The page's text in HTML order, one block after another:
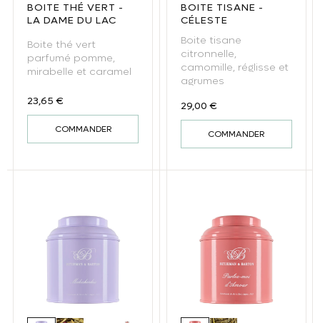
BOITE THÉ VERT -
LA DAME DU LAC
Boite thé vert
parfumé pomme,
mirabelle et caramel
Prix habituel
23,65 €
COMMANDER
BOITE TISANE -
CÉLESTE
Boite tisane
citronnelle,
camomille, réglisse et
agrumes
Prix habituel
29,00 €
COMMANDER